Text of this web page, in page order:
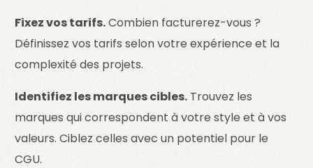
Fixez vos tarifs.Combien facturerez-vous ?
Définissez vos tarifs selon votre expérience et la
complexité des projets.
Identifiez les marques cibles. Trouvez les
marques qui correspondent à votre style et à vos
valeurs. Ciblez celles avec un potentiel pour le
CGU.